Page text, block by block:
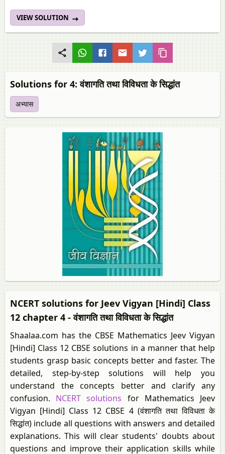
VIEW SOLUTION
Solutions for 4: वंशागति तथा विविधता के सिद्धांत
अभ्यास
NCERT solutions for Jeev Vigyan [Hindi] Class
12 chapter 4 - वंशागति तथा विविधता के सिद्धांत
Shaalaa.com has the CBSE Mathematics Jeev Vigyan
[Hindi] Class 12 CBSE solutions in a manner that help
students grasp basic concepts better and faster. The
detailed, step-by-step solutions will help you
understand the concepts better and clarify any
confusion. NCERT solutions for Mathematics Jeev
Vigyan [Hindi] Class 12 CBSE 4 (वंशागति तथा विविधता के
सिद्धांत) include all questions with answers and detailed
explanations. This will clear students' doubts about
questions and improve their application skills while